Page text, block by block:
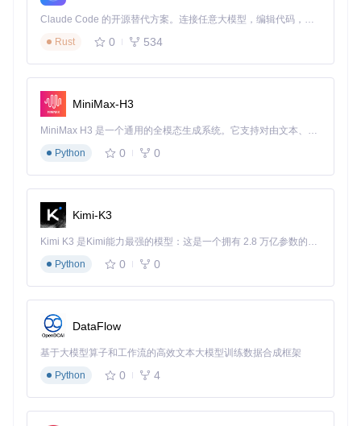
https://gitcode.com/gh_mirrors/aw/awesome-rxswift
Claude Code 的开源替代方案。连接任意大模型，编辑代码，运行命令，自动验证 — 全自动执行。用 Rust 构建，极致性能。 ｜ An open-source alternative to Claude Code. Connect any LLM, edit code, run commands, and verify changes — autonomously. Built in Rust for speed. Get Started
Rust
0 534
MiniMax-H3
MiniMax H3 是一个通用的全模态生成系统。它支持对由文本、图像、视频和音频组成的多模态上下文进行统一理解，并能生成分辨率高达 2K、时长可达 15 秒的带原生立体声音频的视频。得益于面向任务泛化的系统设计，H3 在预训练阶段就已具备广泛的多模态上下文理解与生成能力，能够出色地执行复杂的多模态指令。
Python
0 0
Kimi-K3
Kimi K3 是Kimi能力最强的模型：这是一个拥有 2.8 万亿参数的混合专家（MoE）模型，具备原生视觉理解能力，并支持 100 万 token 的上下文窗口。
Python
0 0
DataFlow
基于大模型算子和工作流的高效文本大模型训练数据合成框架
Python
0 4